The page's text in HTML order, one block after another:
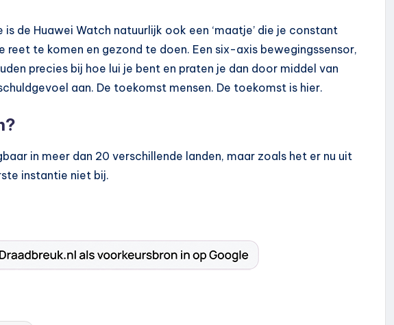
de Huawei Watch natuurlijk ook een ‘maatje’ die je constant
reet te komen en gezond te doen. Een six-axis bewegingssensor,
precies bij hoe lui je bent en praten je dan door middel van
aan. De toekomst mensen. De toekomst is hier.
in meer dan 20 verschillende landen, maar zoals het er nu uit
instantie niet bij.